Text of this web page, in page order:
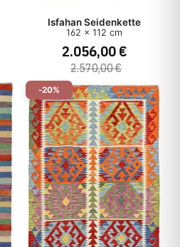
Isfahan Seidenkette
162 x 112 cm
2.056,00 €
2.570,00 €
-20%